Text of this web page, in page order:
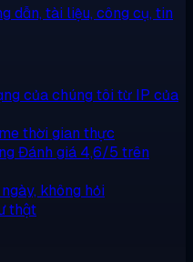
dẫn, tài liệu, công cụ, tin
của chúng tôi từ IP của
thời gian thực
Đánh giá 4,6/5 trên
không hỏi
thật